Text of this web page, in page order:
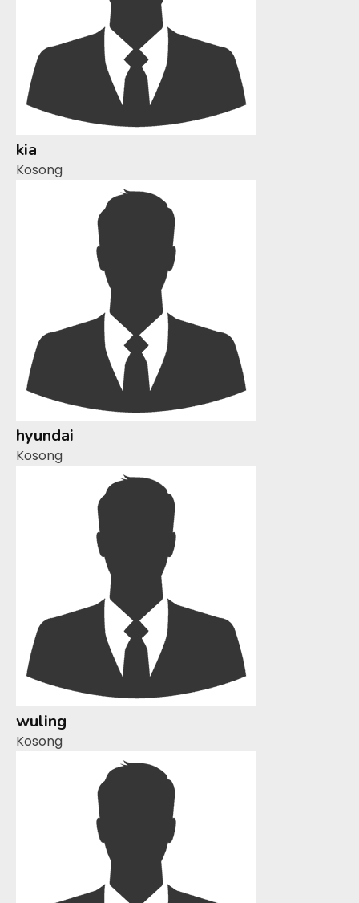
kia
Kosong
hyundai
Kosong
wuling
Kosong